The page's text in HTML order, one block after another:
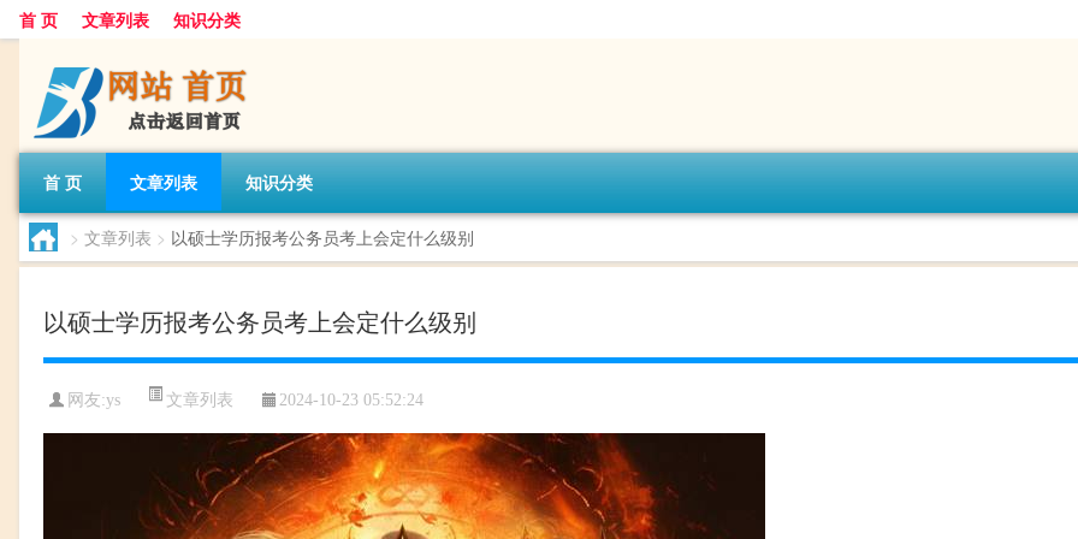
首 页 文章列表 知识分类
首 页 文章列表 知识分类
> 文章列表 > 以硕士学历报考公务员考上会定什么级别
以硕士学历报考公务员考上会定什么级别
网友:ys 文章列表 2024-10-23 05:52:24